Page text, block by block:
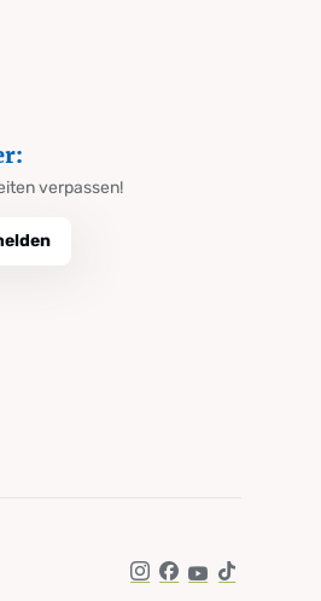
verpassen!
Instagram
Facebook
YouTube
TikTok